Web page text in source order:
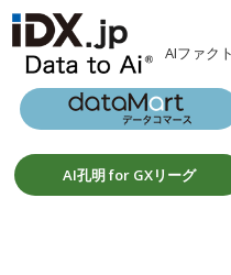
AIファク
AI孔明 for GXリーグ